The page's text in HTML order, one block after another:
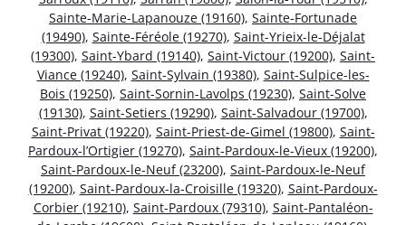
Sainte-Marie-Lapanouze (19160), Sainte-Fortunade
(19490), Sainte-Féréole (19270), Saint-Yrieix-le-Déjalat
(19300), Saint-Ybard (19140), Saint-Victour (19200), Saint-
Viance (19240), Saint-Sylvain (19380), Saint-Sulpice-les-
Bois (19250), Saint-Sornin-Lavolps (19230), Saint-Solve
(19130), Saint-Setiers (19290), Saint-Salvadour (19700),
Saint-Privat (19220), Saint-Priest-de-Gimel (19800), Saint-
Pardoux-l’Ortigier (19270), Saint-Pardoux-le-Vieux (19200),
Saint-Pardoux-le-Neuf (23200), Saint-Pardoux-le-Neuf
(19200), Saint-Pardoux-la-Croisille (19320), Saint-Pardoux-
Corbier (19210), Saint-Pardoux (79310), Saint-Pantaléon-